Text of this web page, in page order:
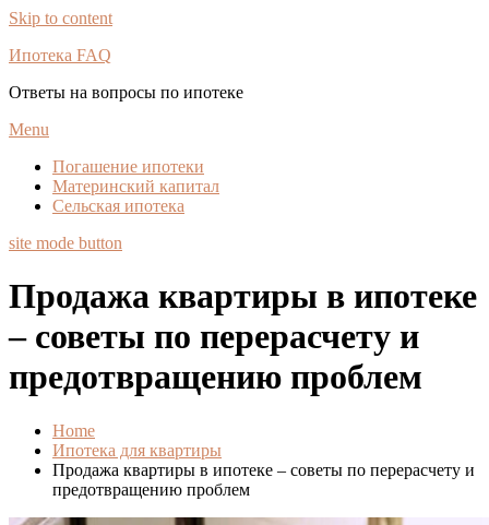
Skip to content
Ипотека FAQ
Ответы на вопросы по ипотеке
Menu
Погашение ипотеки
Материнский капитал
Сельская ипотека
site mode button
Продажа квартиры в ипотеке
– советы по перерасчету и
предотвращению проблем
Home
Ипотека для квартиры
Продажа квартиры в ипотеке – советы по перерасчету и
предотвращению проблем